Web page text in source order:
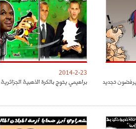
يرفضون تجديد
2014-2-23
براهيمي يتوج بالكرة الذهبية الجزائرية